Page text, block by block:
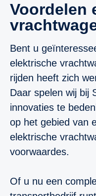
Voordelen elektrische
Bent u
elektrische
rijden heeft zich
Daar spelen wij bij
innovaties te
op het gebied van
elektrische
voorwaardes.
Of u nu een